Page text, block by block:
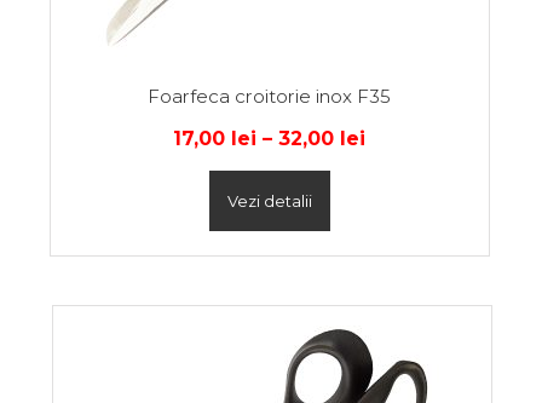
Foarfeca croitorie inox F35
17,00 lei – 32,00 lei
Vezi detalii